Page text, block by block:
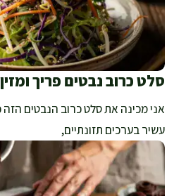
סלט כרוב נבטים פריך ומזין
אני מכינה את סלט כרוב הנבטים הזה
עשיר בערכים תזונתיים,